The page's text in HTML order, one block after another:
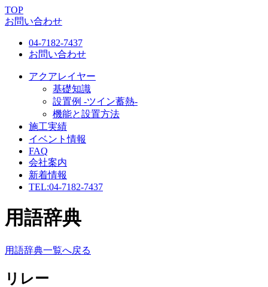
TOP
お問い合わせ
04-7182-7437
お問い合わせ
アクアレイヤー
基礎知識
設置例 -ツイン蓄熱-
機能と設置方法
施工実績
イベント情報
FAQ
会社案内
新着情報
TEL:04-7182-7437
用語辞典
用語辞典一覧へ戻る
リレー